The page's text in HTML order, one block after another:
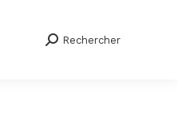
Search:
Rechercher